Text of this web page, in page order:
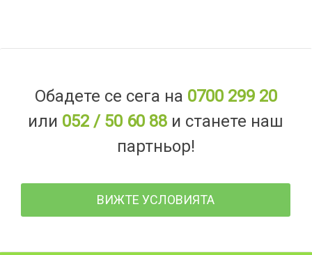
Обадете се сега на 0700 299 20
или 052 / 50 60 88 и станете наш
партньор!
ВИЖТЕ УСЛОВИЯТА